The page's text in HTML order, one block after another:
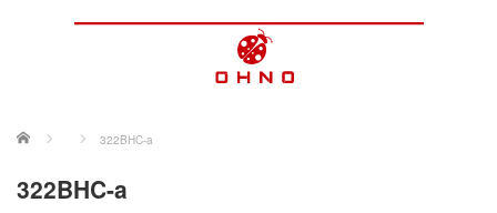
ホーム 322BHC-a
322BHC-a